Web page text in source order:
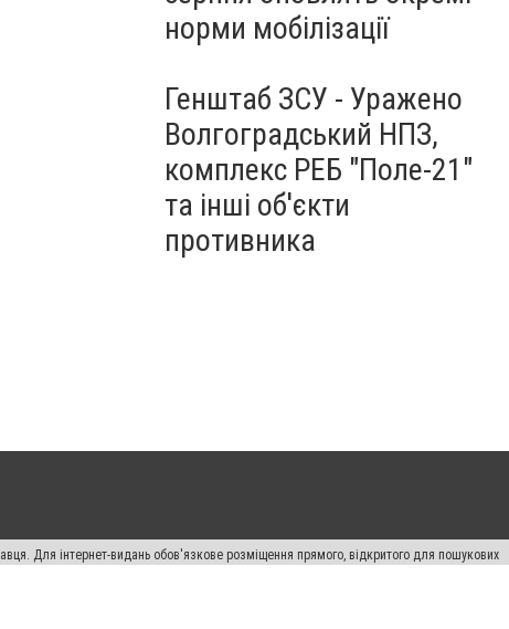
норми мобілізації
Генштаб ЗСУ - Уражено
Волгоградський НПЗ,
комплекс РЕБ "Поле-21"
та інші об'єкти
противника
Для інтернет-видань обов'язкове розміщення прямого, відкритого для пошукових